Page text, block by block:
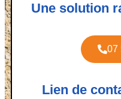
Une solution
07
Lien de